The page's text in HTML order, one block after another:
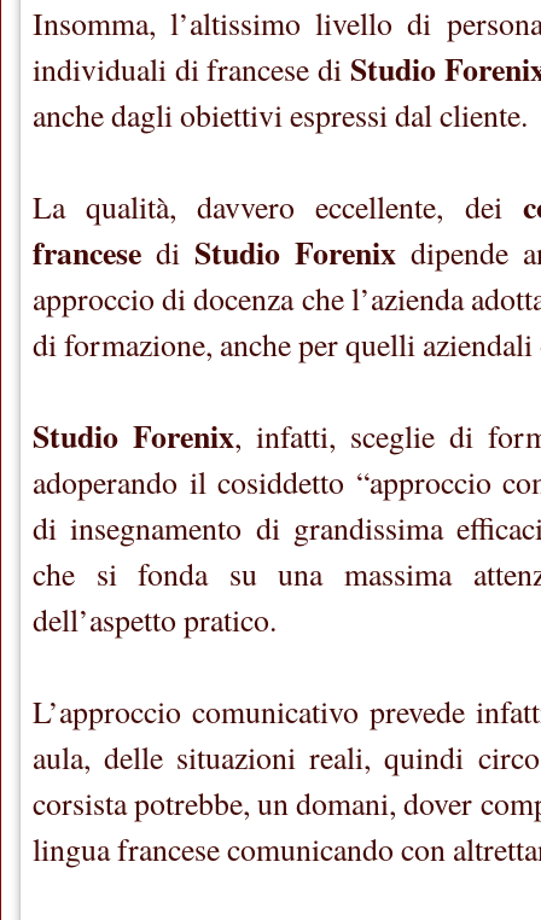
Insomma, l’altissimo livello di
individuali di francese di Studio
anche dagli obiettivi espressi dal cliente.
La qualità, davvero eccellente, dei
francese di Studio Forenix dipende
approccio di docenza che l’azienda
di formazione, anche per quelli
Studio Forenix, infatti, sceglie di
adoperando il cosiddetto “approccio
di insegnamento di grandissima
che si fonda su una massima
dell’aspetto pratico.
L’approccio comunicativo prevede
aula, delle situazioni reali, quindi
corsista potrebbe, un domani, dover
lingua francese comunicando con